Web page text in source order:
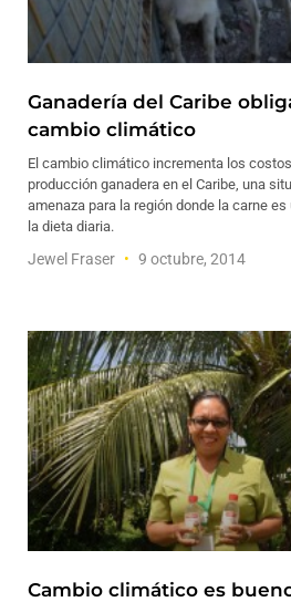
Ganadería del Caribe
cambio climático
El cambio climático incrementa los
producción ganadera en el Caribe, una
amenaza para la región donde la carne
la dieta diaria.
Jewel Fraser 9 octubre, 2014
Cambio climático es